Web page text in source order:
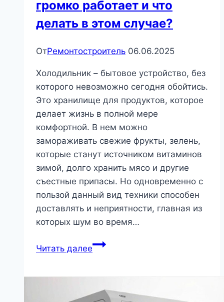
громко работает и что
делать в этом случае?
ОтРемонтостроитель 06.06.2025
Холодильник – бытовое устройство, без
которого невозможно сегодня обойтись.
Это хранилище для продуктов, которое
делает жизнь в полной мере
комфортной. В нем можно
замораживать свежие фрукты, зелень,
которые станут источником витаминов
зимой, долго хранить мясо и другие
съестные припасы. Но одновременно с
пользой данный вид техники способен
доставлять и неприятности, главная из
которых шум во время…
Читать далееПочему